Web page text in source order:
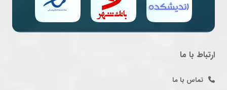
ارتباط با ما
تماس با ما